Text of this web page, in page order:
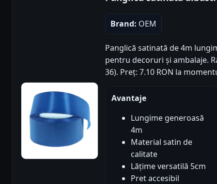
Brand: OEM
Panglică satinată de 4m
pentru decoruri și ambalaje.
36). Preț: 7.10 RON la
Avantaje
Lungime generoasă
4m
Material satin de
calitate
Lățime versatilă 5cm
Pret accesibil